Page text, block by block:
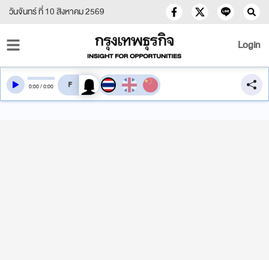
วันจันทร์ ที่ 10 สิงหาคม 2569
Login
0:00/0:00 สลับเสียงอ่าน